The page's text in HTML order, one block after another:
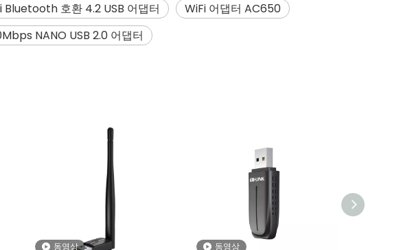
호환 4.2 USB 어댑터
WiFi 어댑터 AC650
NANO USB 2.0 어댑터
동영상 동영상